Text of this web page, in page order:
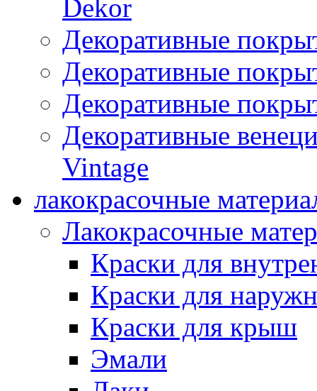
Dekor
Декоративные
Декоративные
Декоративные
Декоративные
Vintage
лакокрасочные
Лакокрасочные
Краски для
Краски для
Краски для крыш
Эмали